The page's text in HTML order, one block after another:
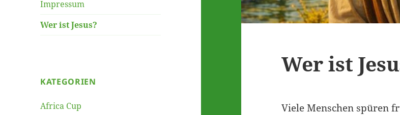
Impressum
Wer ist Jesus?
KATEGORIEN
Africa Cup
Wer ist
Viele Menschen spüren